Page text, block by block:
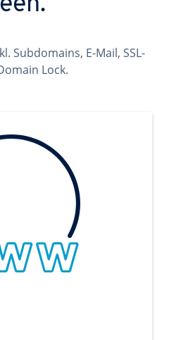
Subdomains, E-Mail, SSL-
Lock.